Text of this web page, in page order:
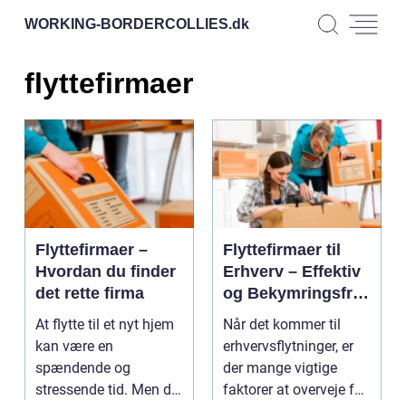
WORKING-BORDERCOLLIES.dk
flyttefirmaer
Flyttefirmaer –
Hvordan du finder
det rette firma
At flytte til et nyt hjem
kan være en
spændende og
stressende tid. Men du
Flyttefirmaer til
Erhverv – Effektiv
og Bekymringsfri
Flytning
Når det kommer til
erhvervsflytninger, er
der mange vigtige
faktorer at overveje for